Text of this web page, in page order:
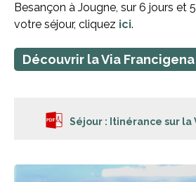
Besançon à Jougne, sur 6 jours et
votre séjour, cliquez ici.
Découvrir la Via Francigena
Séjour : Itinérance sur la